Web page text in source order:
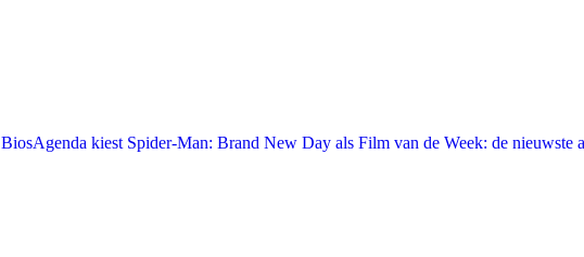
kiest Spider-Man: Brand New Day als Film van de Week: de nieuwste